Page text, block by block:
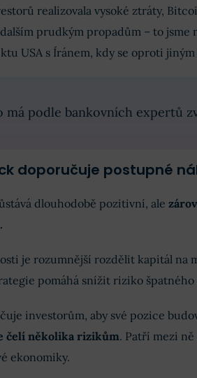
realizovala vysoké ztráty,
prudkým propadům – to jsme
USA s Íránem, kdy se oproti
má podle bankovních expertů
doporučuje postupné
dlouhodobě pozitivní, ale
je rozumnější rozdělit kapitál na
pomáhá snížit riziko špatného
investorům, aby své pozice
čelí několika rizikům. Patří mezi
ekonomiky.